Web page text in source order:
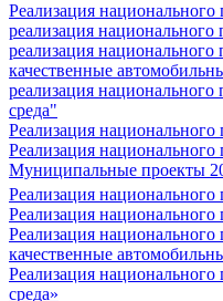
Реализация
реализация
реализация национального
качественные
реализация
среда"
Реализация
Реализация национального
Муниципальные проекты
Реализация
Реализация национального
Реализация национального
качественные
Реализация
среда»